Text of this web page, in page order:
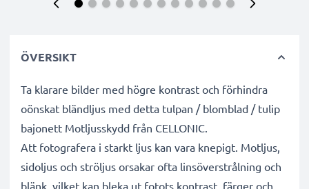
ÖVERSIKT
Ta klarare bilder med högre kontrast och förhindra
oönskat bländljus med detta tulpan / blomblad / tulip
bajonett Motljusskydd från CELLONIC.
Att fotografera i starkt ljus kan vara knepigt. Motljus,
sidoljus och ströljus orsakar ofta linsöverstrålning och
blänk, vilket kan bleka ut fotots kontrast, färger och